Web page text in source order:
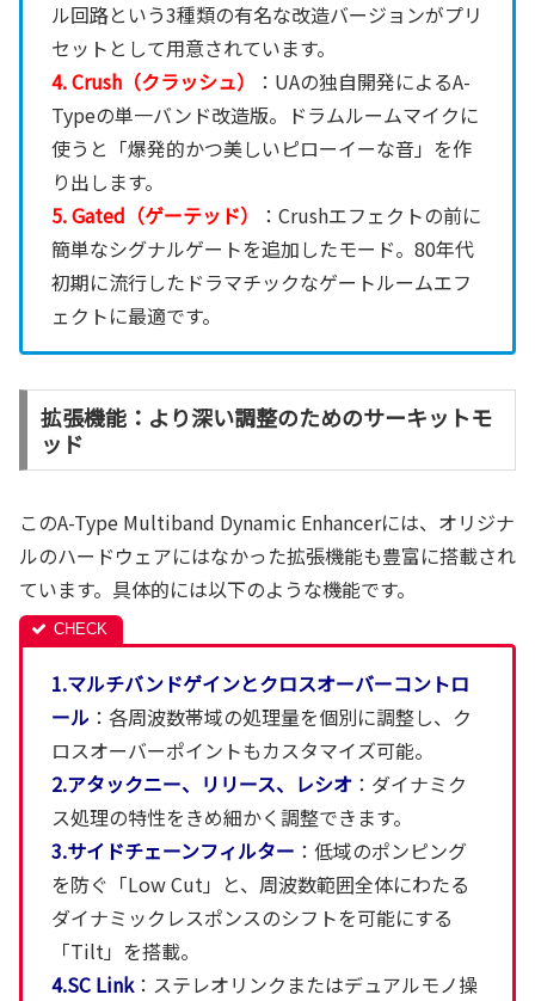
ル回路という3種類の有名な改造バージョンがプリ
セットとして用意されています。
4. Crush（クラッシュ）
：UAの独自開発によるA-
Typeの単一バンド改造版。ドラムルームマイクに
使うと「爆発的かつ美しいピローイーな音」を作
り出します。
5. Gated（ゲーテッド）
：Crushエフェクトの前に
簡単なシグナルゲートを追加したモード。80年代
初期に流行したドラマチックなゲートルームエフ
ェクトに最適です。
拡張機能：より深い調整のためのサーキットモ
ッド
このA-Type Multiband Dynamic Enhancerには、オリジナ
ルのハードウェアにはなかった拡張機能も豊富に搭載され
ています。具体的には以下のような機能です。
1.マルチバンドゲインとクロスオーバーコントロ
ール ：各周波数帯域の処理量を個別に調整し、ク
ロスオーバーポイントもカスタマイズ可能。
2.アタックニー、リリース、レシオ ：ダイナミク
ス処理の特性をきめ細かく調整できます。
3.サイドチェーンフィルター ：低域のポンピング
を防ぐ「Low Cut」と、周波数範囲全体にわたる
ダイナミックレスポンスのシフトを可能にする
「Tilt」を搭載。
4.SC Link：ステレオリンクまたはデュアルモノ操